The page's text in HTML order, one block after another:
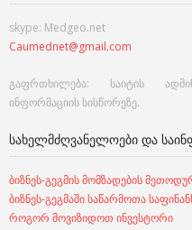
skype: Medgeo.net
Caumednet@gmail.com
გაფრთხილება: საიტის
ინფორმაციის სისწორეზე.
ᲡᲐᲮᲔᲚᲛᲫᲦᲕᲐᲜᲔᲚᲝᲔᲑᲘ ᲓᲐ
ბიზნეს-გეგმის მომზადების
ბიზნეს-გეგმაში საწარმოთა
როგორ მოვიზიდოთ ინვესტორი